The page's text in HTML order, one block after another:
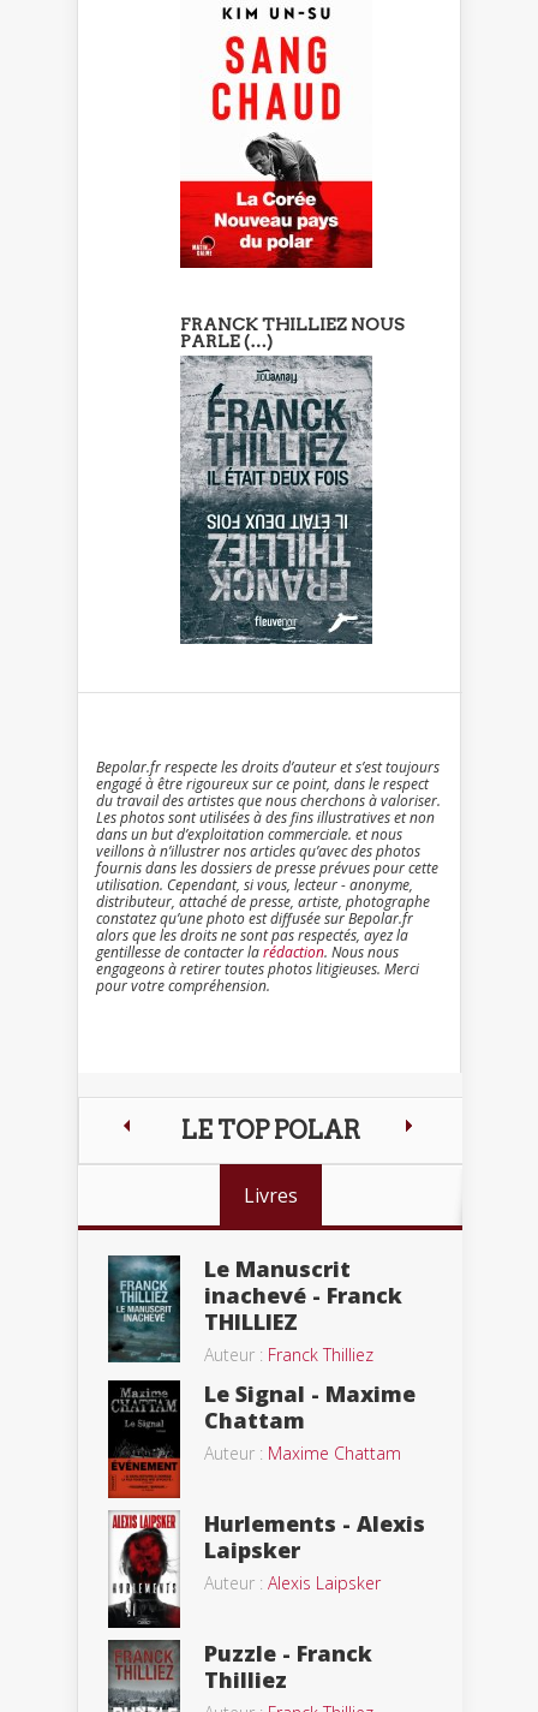
FRANCK THILLIEZ NOUS
PARLE (…)
Bepolar.fr respecte les droits d’auteur et s’est toujours
engagé à être rigoureux sur ce point, dans le respect
du travail des artistes que nous cherchons à valoriser.
Les photos sont utilisées à des fins illustratives et non
dans un but d’exploitation commerciale. et nous
veillons à n’illustrer nos articles qu’avec des photos
fournis dans les dossiers de presse prévues pour cette
utilisation. Cependant, si vous, lecteur - anonyme,
distributeur, attaché de presse, artiste, photographe
constatez qu’une photo est diffusée sur Bepolar.fr
alors que les droits ne sont pas respectés, ayez la
gentillesse de contacter larédaction. Nous nous
engageons à retirer toutes photos litigieuses. Merci
pour votre compréhension.
LE TOP POLAR
Livres
Le Manuscrit
inachevé - Franck
THILLIEZ
Auteur : Franck Thilliez
Le Signal - Maxime
Chattam
Auteur : Maxime Chattam
Hurlements - Alexis
Laipsker
Auteur : Alexis Laipsker
Puzzle - Franck
Thilliez